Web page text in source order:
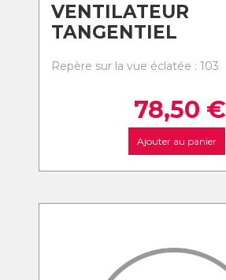
VENTILATEUR
TANGENTIEL
Repère sur la vue éclatée : 103
78,50 €
Ajouter au panier